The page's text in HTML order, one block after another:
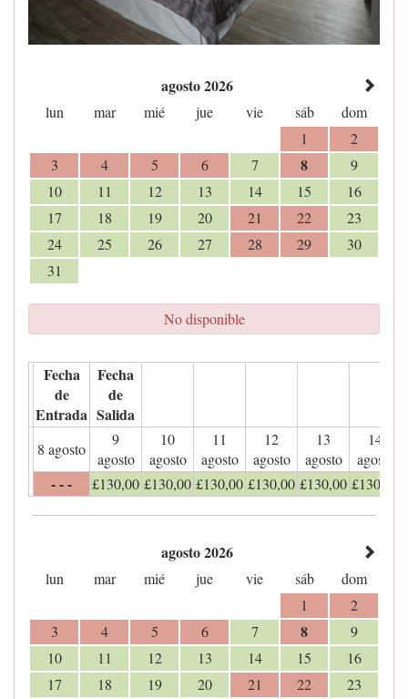
agosto 2026
lun mar mié jue vie sáb
dom
1
2
3
4 5 6 7 8
9
10
11 12 13 14 15
16
17
18 19 20 21 22
23
24
25 26 27 28 29
30
31
No disponible
Fecha
de
Entrada
Fecha
de
Salida
8 agosto
9
agosto
10
agosto
11
agosto
12
agosto
13
agosto
14
agosto
- - - £130,00 £130,00 £130,00 £130,00 £130,00 £130
agosto 2026
lun mar mié jue vie sáb
dom
1
2
3
4 5 6 7 8
9
10
11 12 13 14 15
16
17
18 19 20 21 22
23